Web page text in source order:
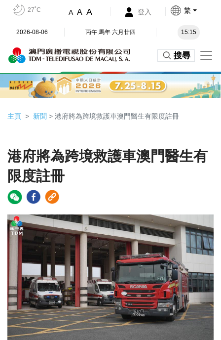
27˚C A A A 登入 繁
2026-08-06 丙午 馬年 六月廿四 15:15
搜尋
主頁 新聞 > 港府將為跨境救護車澳門醫生有限度註冊
港府將為跨境救護車澳門醫生有
限度註冊